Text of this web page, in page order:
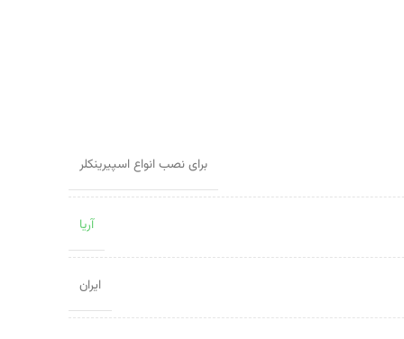
برای نصب انواع اسپیرینکلر
آریا
ایران